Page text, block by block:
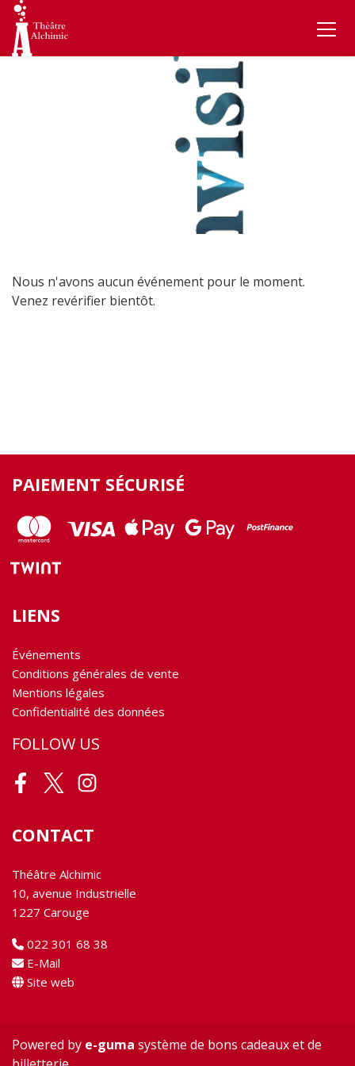
Nous n'avons aucun événement pour le moment.
Venez revérifier bientôt.
PAIEMENT SÉCURISÉ
LIENS
Événements
Conditions générales de vente
Mentions légales
Confidentialité des données
FOLLOW US
FacebookTwitterInstagram
CONTACT
Théâtre Alchimic
10, avenue Industrielle
1227 Carouge
022 301 68 38
E-Mail
Site web
Powered by e-guma système de bons cadeaux et de